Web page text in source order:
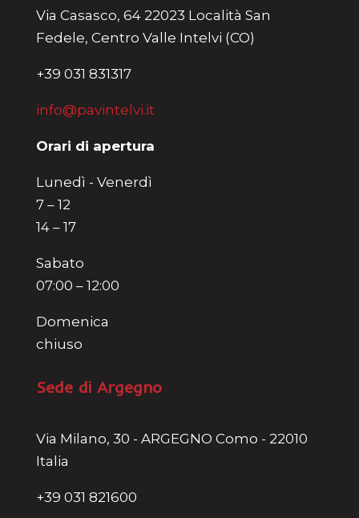
Via Casasco, 64 22023 Località San
Fedele, Centro Valle Intelvi (CO)
+39 031 831317
info@pavintelvi.it
Orari di apertura
Lunedì - Venerdì
7 – 12
14 – 17
Sabato
07:00 – 12:00
Domenica
chiuso
Sede di Argegno
Via Milano, 30 - ARGEGNO Como - 22010
Italia
+39 031 821600